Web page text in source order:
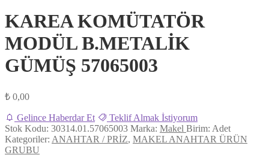
KAREA KOMÜTATÖR
MODÜL B.METALİK
GÜMÜŞ 57065003
₺ 0,00
Gelince Haberdar Et
Teklif Almak İstiyorum
Stok Kodu: 30314.01.57065003 Marka: Makel Birim: Adet
Kategoriler: ANAHTAR / PRİZ, MAKEL ANAHTAR ÜRÜN
GRUBU